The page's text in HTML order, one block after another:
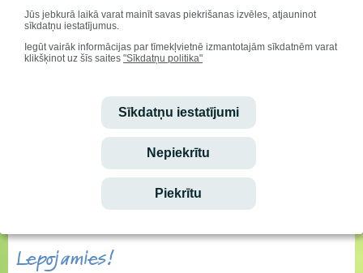
Jūs jebkurā laikā varat mainīt savas piekrišanas izvēles, atjauninot
sīkdatņu iestatījumus.
Iegūt vairāk informācijas par tīmekļvietnē izmantotajām sīkdatnēm varat
klikšķinot uz šīs saites "Sīkdatņu politika"
Sīkdatņu iestatījumi
Nepiekrītu
Piekrītu
Betija Grinberga, Laura
Ceļapītere, Paula Strautmane, Alise, Bērziņa, Raivis Liepa, Jānis Zaķis.
Apsveicam ar sasniegumiem!
Sveicam svētkos!
Audris, Brencis, Inuta
Stundu saraksta izmaiņas
Lepojamies!